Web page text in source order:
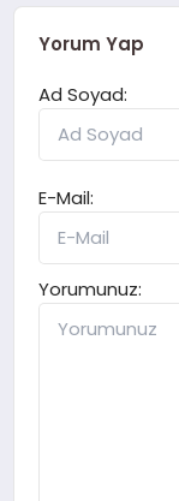
Yorum Yap
Ad Soyad:
E-Mail:
Yorumunuz: